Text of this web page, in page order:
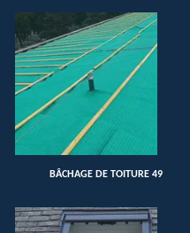
BÂCHAGE DE TOITURE 49